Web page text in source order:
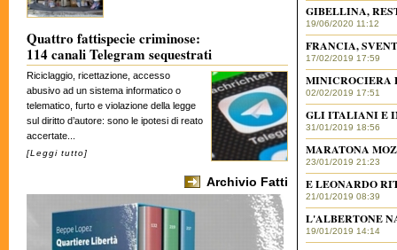
Quattro fattispecie criminose:
114 canali Telegram sequestrati
Riciclaggio, ricettazione, accesso
abusivo ad un sistema informatico o
telematico, furto e violazione della legge
sul diritto d’autore: sono le ipotesi di reato
accertate...
[Leggi tutto]
Archivio Fatti
GIBELLINA,
19/06/2020 11:12
FRANCIA,
17/02/2019 17:59
MINICROCIERA
02/02/2019 17:51
GLI ITALIANI E
31/01/2019 18:56
MARATONA
23/01/2019 21:23
E LEONARDO
21/01/2019 08:39
L'ALBERTONE
19/01/2019 14:14